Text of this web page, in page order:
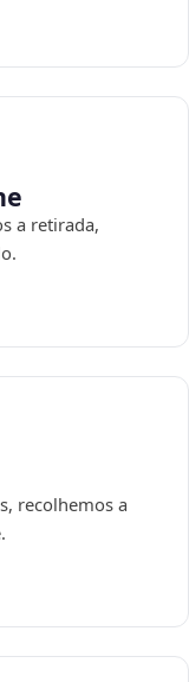
a retirada,
recolhemos a